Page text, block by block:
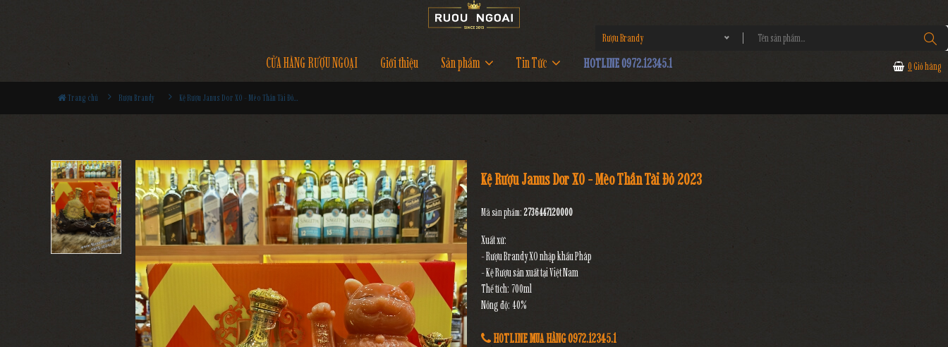
Rượu Brandy
CỬA HÀNG RƯỢU NGOẠI Giới thiệu Sản phẩm Tin Tức HOTLINE 0972.12345.1 0 Giỏ hàng
Trang chủ Rượu Brandy Kệ Rượu Janus Dor XO - Mèo Thần Tài Đỏ 2023
Kệ Rượu Janus Dor XO - Mèo Thần Tài Đỏ 2023
Mã sản phẩm: 2736447120000
Xuất xứ:
- Rượu Brandy XO nhập khẩu Pháp
- Kệ Rượu sản xuất tại Việt Nam
Thể tích: 700ml
Nồng độ: 40%
HOTLINE MUA HÀNG 0972.12345.1